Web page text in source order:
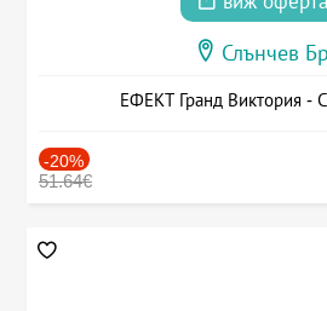
Слънчев
ЕФЕКТ Гранд Виктория -
-20%
51.64€